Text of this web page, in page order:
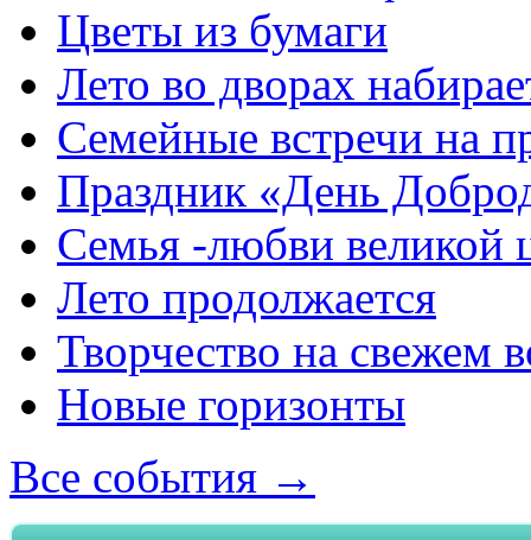
Цветы из бумаги
Лето во дворах
Семейные встречи на
Праздник «День
Семья -любви великой
Лето продолжается
Творчество на свежем
Новые горизонты
Все события →